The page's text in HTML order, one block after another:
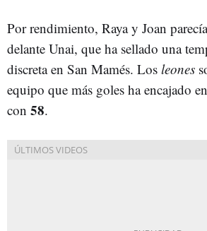
Por rendimiento, Raya y Joan
delante Unai, que ha sellado una
discreta en San Mamés. Los leones
equipo que más goles ha encajado
con 58.